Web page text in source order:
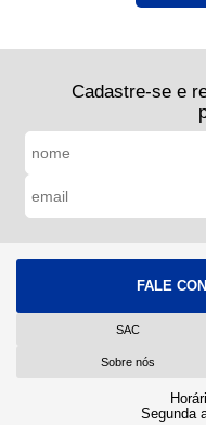
Cadastre-se e
FALE
SAC
Sobre nós
Segunda